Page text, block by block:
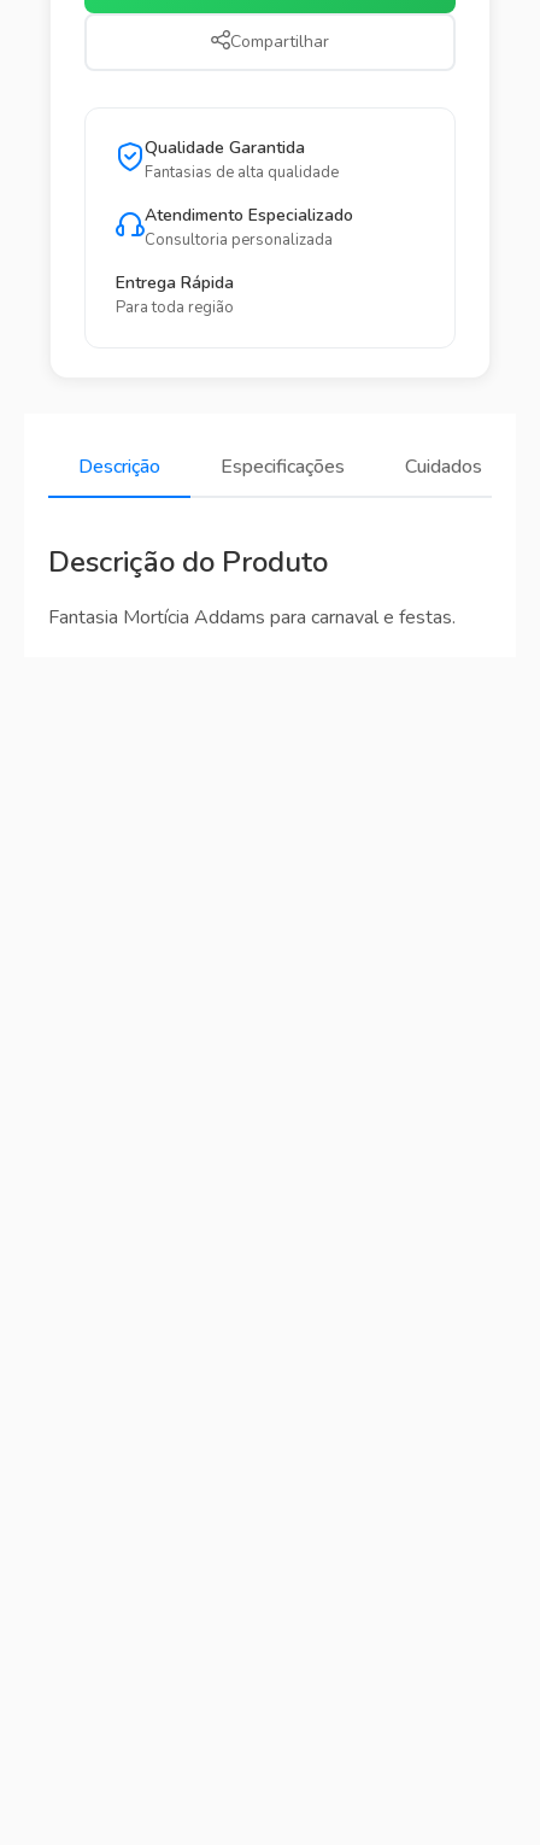
Compartilhar
Qualidade Garantida
Fantasias de alta qualidade
Atendimento Especializado
Consultoria personalizada
Entrega Rápida
Para toda região
Descrição Especificações Cuidados
Descrição do Produto
Fantasia Mortícia Addams para carnaval e festas.